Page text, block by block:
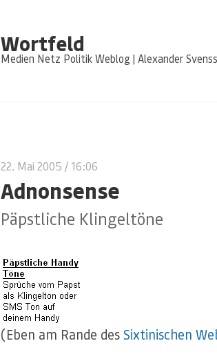
Wortfeld
Medien Netz Politik Weblog | Alexander
22. Mai 2005 / 16:06
Adnonsense
Päpstliche Klingeltöne
(Eben am Rande des Sixtinischen